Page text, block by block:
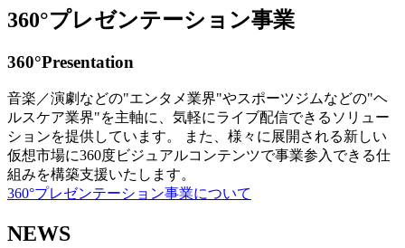
360°プレゼンテーション事業
360°Presentation
音楽／演劇などの"エンタメ業界"やスポーツジムなどの"ヘ
ルスケア業界"を主軸に、気軽にライブ配信できるソリュー
ションを提供しています。 また、様々に展開される新しい
仮想市場に360度ビジュアルコンテンツで事業参入できる仕
組みを構築支援いたします。
360°プレゼンテーション事業について
NEWS